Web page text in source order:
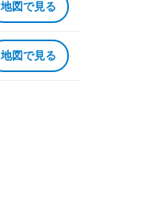
地図で見る
地図で見る